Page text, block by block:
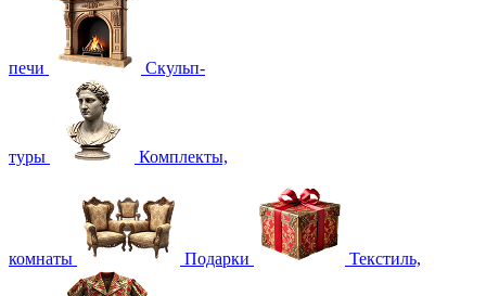
печи Скульп-
туры Комплекты,
комнаты Подарки Текстиль,